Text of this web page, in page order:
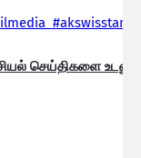
செய்திகளை